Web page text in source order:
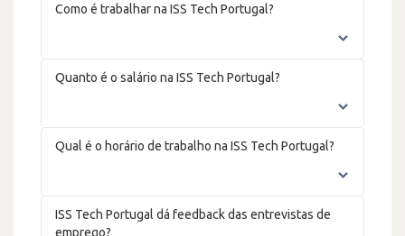
Como é trabalhar na ISS Tech Portugal?
Quanto é o salário na ISS Tech Portugal?
Qual é o horário de trabalho na ISS Tech Portugal?
ISS Tech Portugal dá feedback das entrevistas de
emprego?